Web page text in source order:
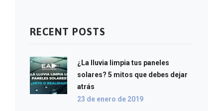
RECENT POSTS
¿La lluvia limpia tus paneles
solares? 5 mitos que debes dejar
atrás
23 de enero de 2019